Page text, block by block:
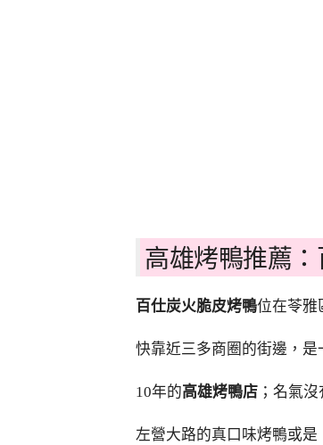
高雄烤鴨推薦
百仕炭火脆皮烤鴨位在苓雅
快靠近三多商圈的街邊，是
10年的高雄烤鴨店 ；名氣沒
左營大路的真口味烤鴨或是